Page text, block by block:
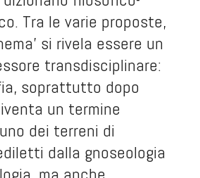
Tra le varie proposte,
si rivela essere un
transdisciplinare:
soprattutto dopo
un termine
dei terreni di
dalla gnoseologia